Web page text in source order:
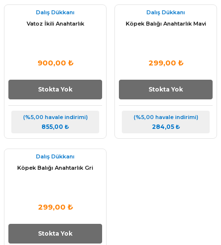
Tükendi
Dalış Dükkanı
Vatoz İkili Anahtarlık
900,00 ₺
Stokta Yok
(%5,00 havale indirimi)
855,00 ₺
Tükendi
Dalış Dükkanı
Köpek Balığı Anahtarlık Mavi
299,00 ₺
Stokta Yok
(%5,00 havale indirimi)
284,05 ₺
Tükendi
Dalış Dükkanı
Köpek Balığı Anahtarlık Gri
299,00 ₺
Stokta Yok